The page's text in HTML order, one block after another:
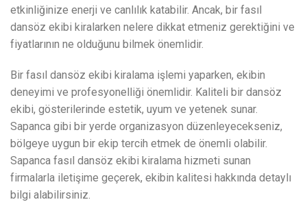
etkinliğinize enerji ve canlılık katabilir. Ancak, bir fasıl
dansöz ekibi kiralarken nelere dikkat etmeniz gerektiğini ve
fiyatlarının ne olduğunu bilmek önemlidir.
Bir fasıl dansöz ekibi kiralama işlemi yaparken, ekibin
deneyimi ve profesyonelliği önemlidir. Kaliteli bir dansöz
ekibi, gösterilerinde estetik, uyum ve yetenek sunar.
Sapanca gibi bir yerde organizasyon düzenleyecekseniz,
bölgeye uygun bir ekip tercih etmek de önemli olabilir.
Sapanca fasıl dansöz ekibi kiralama hizmeti sunan
firmalarla iletişime geçerek, ekibin kalitesi hakkında detaylı
bilgi alabilirsiniz.